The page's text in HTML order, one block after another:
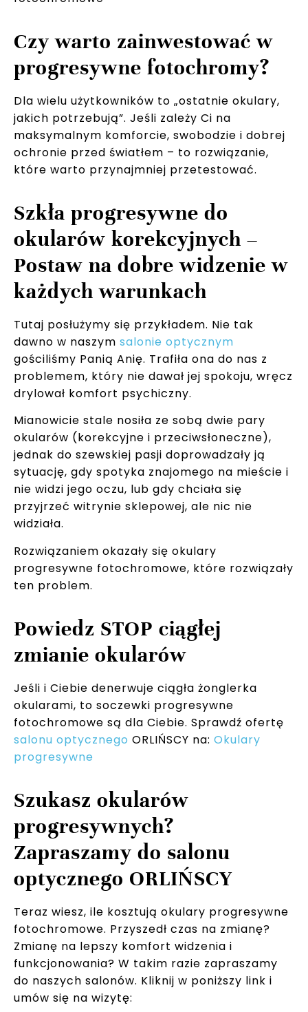
Czy warto zainwestować w
progresywne fotochromy?
Dla wielu użytkowników to „ostatnie okulary,
jakich potrzebują”. Jeśli zależy Ci na
maksymalnym komforcie, swobodzie i dobrej
ochronie przed światłem – to rozwiązanie,
które warto przynajmniej przetestować.
Szkła progresywne do
okularów korekcyjnych –
Postaw na dobre widzenie w
każdych warunkach
Tutaj posłużymy się przykładem. Nie tak
dawno w naszym salonie optycznym
gościliśmy Panią Anię. Trafiła ona do nas z
problemem, który nie dawał jej spokoju, wręcz
drylował komfort psychiczny.
Mianowicie stale nosiła ze sobą dwie pary
okularów (korekcyjne i przeciwsłoneczne),
jednak do szewskiej pasji doprowadzały ją
sytuację, gdy spotyka znajomego na mieście i
nie widzi jego oczu, lub gdy chciała się
przyjrzeć witrynie sklepowej, ale nic nie
widziała.
Rozwiązaniem okazały się okulary
progresywne fotochromowe, które rozwiązały
ten problem.
Powiedz STOP ciągłej
zmianie okularów
Jeśli i Ciebie denerwuje ciągła żonglerka
okularami, to soczewki progresywne
fotochromowe są dla Ciebie. Sprawdź ofertę
salonu optycznego ORLIŃSCY na: Okulary
progresywne
Szukasz okularów
progresywnych?
Zapraszamy do salonu
optycznego ORLIŃSCY
Teraz wiesz, ile kosztują okulary progresywne
fotochromowe. Przyszedł czas na zmianę?
Zmianę na lepszy komfort widzenia i
funkcjonowania? W takim razie zapraszamy
do naszych salonów. Kliknij w poniższy link i
umów się na wizytę: